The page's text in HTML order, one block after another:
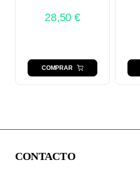
28,50 €
COMPRAR
CONTACTO